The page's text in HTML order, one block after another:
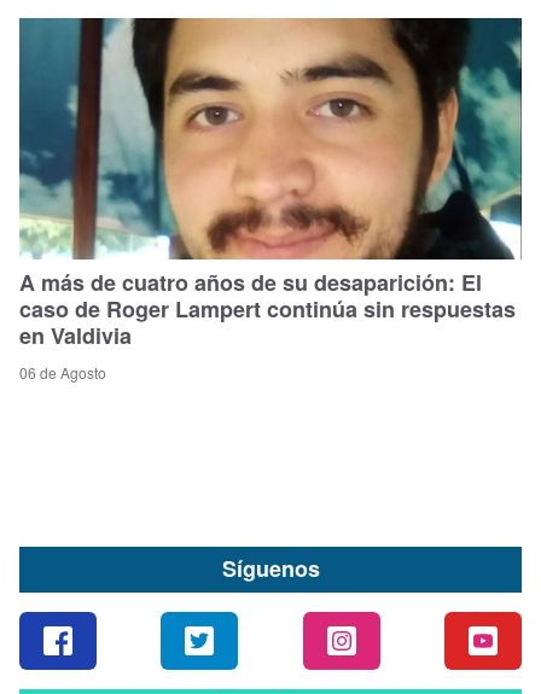
A más de cuatro años de su desaparición: El
caso de Roger Lampert continúa sin respuestas
en Valdivia
06 de Agosto
Síguenos